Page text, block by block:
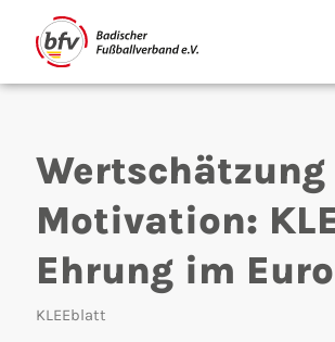
Wertschätzung
Motivation:
Ehrung im
KLEEblatt